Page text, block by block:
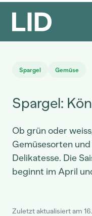
Spargel Gemüse
Spargel:
Ob grün oder
Gemüsesorten
Delikatesse. Die
beginnt im April
Zuletzt aktualisiert am